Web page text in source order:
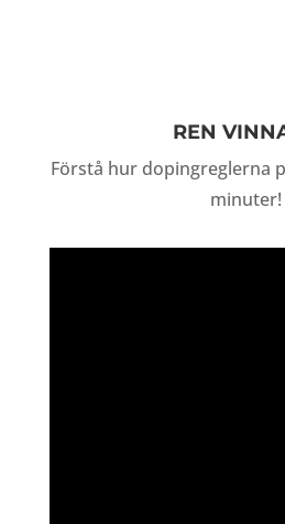
REN
Förstå hur dopingreglerna
minuter!